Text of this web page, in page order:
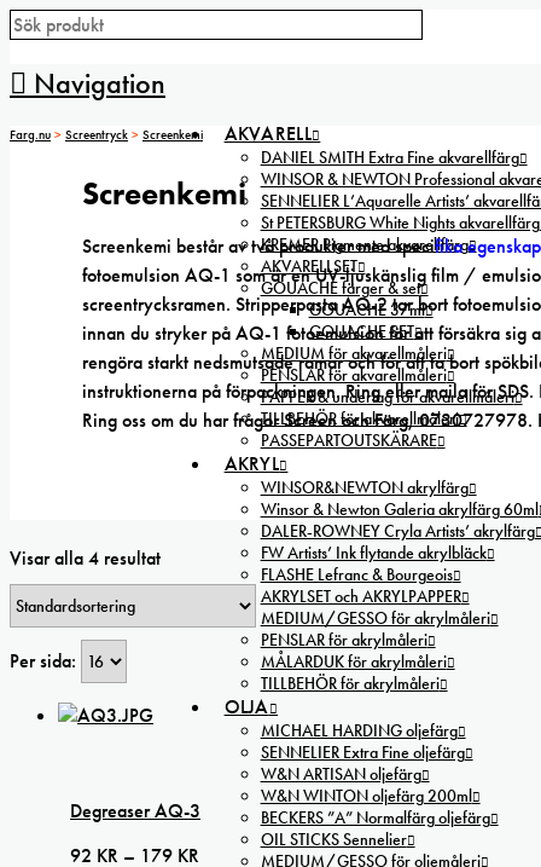
Navigation
AKVARELL
DANIEL SMITH Extra Fine akvarellfärg
WINSOR & NEWTON Professional
SENNELIER L’Aquarelle Artists’
St PETERSBURG White Nights akvarellfärg
KREMER Pigmente akvarellfärg
AKVARELLSET
GOUACHE färger & set
GOUACHE 37ml
GOUACHE SET
MEDIUM för akvarellmåleri
PENSLAR för akvarellmåleri
PAPPER & underlag för akvarellmåleri
TILLBEHÖR för akvarellmåleri
PASSEPARTOUTSKÄRARE
AKRYL
WINSOR&NEWTON akrylfärg
Winsor & Newton Galeria akrylfärg 60ml
DALER-ROWNEY Cryla Artists’ akrylfärg
FW Artists’ Ink flytande akrylbläck
FLASHE Lefranc & Bourgeois
AKRYLSET och AKRYLPAPPER
MEDIUM/GESSO för akrylmåleri
PENSLAR för akrylmåleri
MÅLARDUK för akrylmåleri
TILLBEHÖR för akrylmåleri
OLJA
MICHAEL HARDING oljefärg
SENNELIER Extra Fine oljefärg
W&N ARTISAN oljefärg
W&N WINTON oljefärg 200ml
BECKERS ”A” Normalfärg oljefärg
OIL STICKS Sennelier
MEDIUM/GESSO för oljemåleri
Farg.nu > Screentryck > Screenkemi
Screenkemi
Screenkemi består av två produkter med specifika
fotoemulsion AQ-1 som är en UV-ljuskänslig film /
screentrycksramen. Stripperpasta AQ-2 tar bort
innan du stryker på AQ-1 fotoemulsion för att försäkra sig
rengöra starkt nedsmutsade ramar och för att ta bort
instruktionerna på förpackningen. Ring eller maila för
Ring oss om du har frågor Screen och Färg, 0730727978.
Visar alla 4 resultat
Per sida:
Degreaser AQ-3
92 KR – 179 KR Prisintervall: